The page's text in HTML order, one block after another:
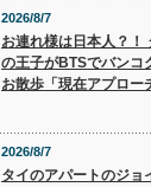
2026/8/7
お連れ様は日本人？！
の王子がBTSでバンコ
お散歩「現在アプロー
2026/8/7
タイのアパートのジョ